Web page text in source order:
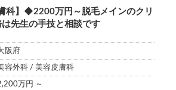
科】◆2200万円～脱毛メインのクリ
先生の手技と相談です
阪府
容外科 / 美容皮膚科
万円 ～